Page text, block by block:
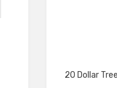
20 Dollar